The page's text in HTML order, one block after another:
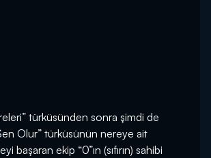
türküsünden sonra şimdi de
Olur” türküsünün nereye ait
başaran ekip “0”ın (sıfırın) sahibi